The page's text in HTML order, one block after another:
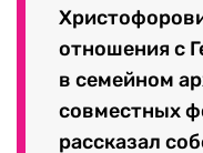
отношения с
в семейном
совместных
рассказал